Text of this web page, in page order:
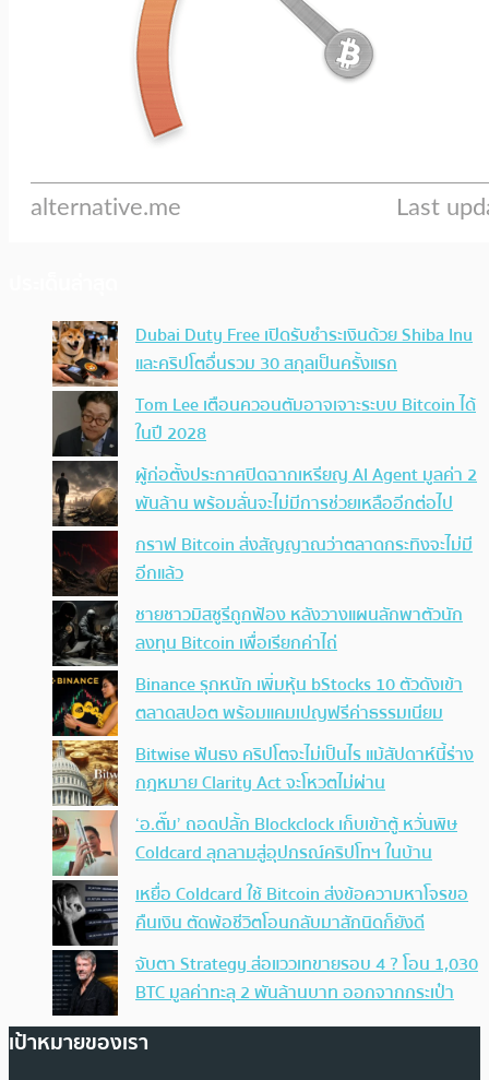
Dubai Duty Free เปิดรับชำระเงินด้วย Shiba Inu
และคริปโตอื่นรวม 30 สกุลเป็นครั้งแรก
Tom Lee เตือนควอนตัมอาจเจาะระบบ Bitcoin ได้
ในปี 2028
ผู้ก่อตั้งประกาศปิดฉากเหรียญ AI Agent มูลค่า 2
พันล้าน พร้อมลั่นจะไม่มีการช่วยเหลืออีกต่อไป
กราฟ Bitcoin ส่งสัญญาณว่าตลาดกระทิงจะไม่มี
อีกแล้ว
ชายชาวมิสซูรีถูกฟ้อง หลังวางแผนลักพาตัวนัก
ลงทุน Bitcoin เพื่อเรียกค่าไถ่
Binance รุกหนัก เพิ่มหุ้น bStocks 10 ตัวดังเข้า
ตลาดสปอต พร้อมแคมเปญฟรีค่าธรรมเนียม
Bitwise ฟันธง คริปโตจะไม่เป็นไร แม้สัปดาห์นี้ร่าง
กฎหมาย Clarity Act จะโหวตไม่ผ่าน
‘อ.ตั๊ม’ ถอดปลั้ก Blockclock เก็บเข้าตู้ หวั่นพิษ
Coldcard ลุกลามสู่อุปกรณ์คริปโทฯ ในบ้าน
เหยื่อ Coldcard ใช้ Bitcoin ส่งข้อความหาโจรขอ
คืนเงิน ตัดพ้อชีวิตโอนกลับมาสักนิดก็ยังดี
จับตา Strategy ส่อแววเทขายรอบ 4 ? โอน 1,030
BTC มูลค่าทะลุ 2 พันล้านบาท ออกจากกระเป๋า
เป้าหมายของเรา